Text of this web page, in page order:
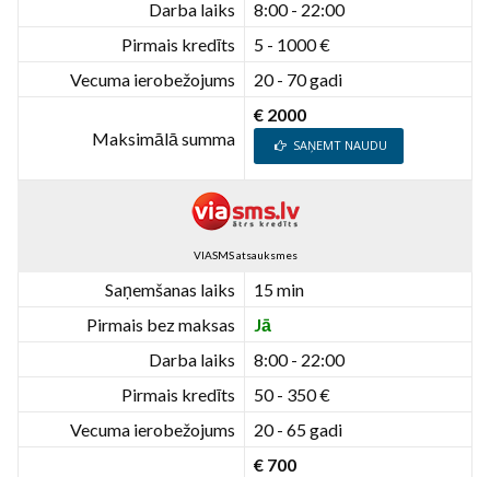
Darba laiks
8:00 - 22:00
Pirmais kredīts
5 - 1000 €
Vecuma ierobežojums
20 - 70 gadi
Maksimālā summa
€ 2000
SAŅEMT NAUDU
VIASMS atsauksmes
Saņemšanas laiks
15 min
Pirmais bez maksas
Jā
Darba laiks
8:00 - 22:00
Pirmais kredīts
50 - 350 €
Vecuma ierobežojums
20 - 65 gadi
€ 700